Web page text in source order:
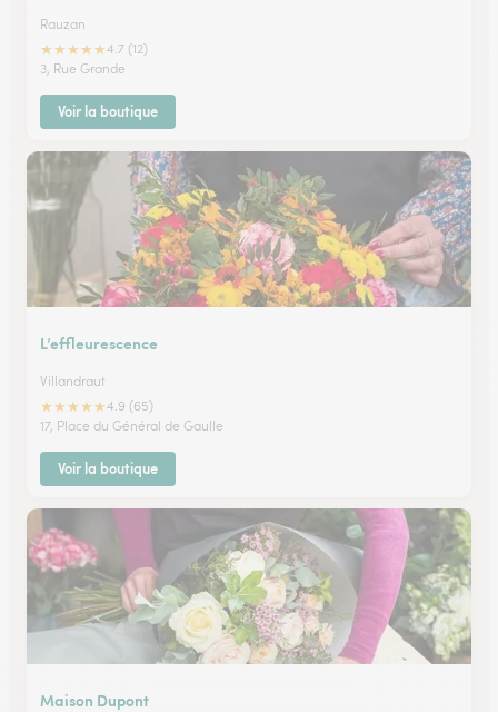
Rauzan
★★★★★4.7 (12)
3, Rue Grande
Voir la boutique
L’effleurescence
Villandraut
★★★★★4.9 (65)
17, Place du Général de Gaulle
Voir la boutique
Maison Dupont